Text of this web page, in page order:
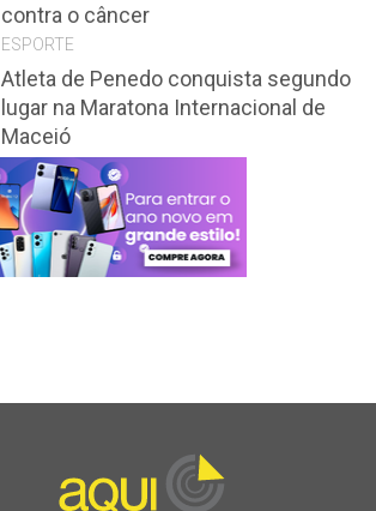
contra o câncer
ESPORTE
Atleta de Penedo conquista segundo
lugar na Maratona Internacional de
Maceió